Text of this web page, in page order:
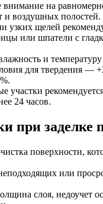
внимание на
и воздушных полостей.
узких щелей
или шпатели с
и
для твердения —
участки
24 часов.
при заделке
поверхности,
или
слоя, недоучет